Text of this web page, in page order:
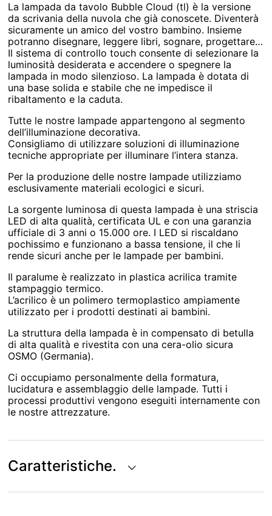
La lampada da tavolo Bubble Cloud (tl) è la versione
da scrivania della nuvola che già conoscete. Diventerà
sicuramente un amico del vostro bambino. Insieme
potranno disegnare, leggere libri, sognare, progettare…
Il sistema di controllo touch consente di selezionare la
luminosità desiderata e accendere o spegnere la
lampada in modo silenzioso. La lampada è dotata di
una base solida e stabile che ne impedisce il
ribaltamento e la caduta.
Tutte le nostre lampade appartengono al segmento
dell’illuminazione decorativa.
Consigliamo di utilizzare soluzioni di illuminazione
tecniche appropriate per illuminare l’intera stanza.
Per la produzione delle nostre lampade utilizziamo
esclusivamente materiali ecologici e sicuri.
La sorgente luminosa di questa lampada è una striscia
LED di alta qualità, certificata UL e con una garanzia
ufficiale di 3 anni o 15.000 ore. I LED si riscaldano
pochissimo e funzionano a bassa tensione, il che li
rende sicuri anche per le lampade per bambini.
Il paralume è realizzato in plastica acrilica tramite
stampaggio termico.
L’acrilico è un polimero termoplastico ampiamente
utilizzato per i prodotti destinati ai bambini.
La struttura della lampada è in compensato di betulla
di alta qualità e rivestita con una cera-olio sicura
OSMO (Germania).
Ci occupiamo personalmente della formatura,
lucidatura e assemblaggio delle lampade. Tutti i
processi produttivi vengono eseguiti internamente con
le nostre attrezzature.
Caratteristiche.